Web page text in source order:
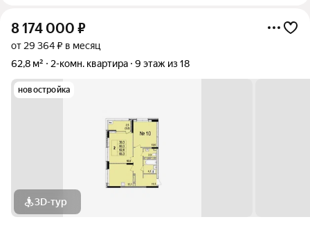
8 174 000 ₽
от 29 364 ₽ в месяц
62,8 м²
2-комн. квартира 9 этаж из 18
новостройка
3D-тур